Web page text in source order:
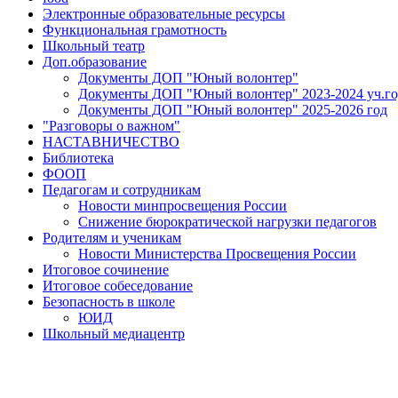
Электронные образовательные ресурсы
Функциональная грамотность
Школьный театр
Доп.образование
Документы ДОП "Юный волонтер"
Документы ДОП "Юный волонтер" 2023-2024
Документы ДОП "Юный волонтер" 2025-2026 год
"Разговоры о важном"
НАСТАВНИЧЕСТВО
Библиотека
ФООП
Педагогам и сотрудникам
Новости минпросвещения России
Снижение бюрократической нагрузки педагогов
Родителям и ученикам
Новости Министерства Просвещения России
Итоговое сочинение
Итоговое собеседование
Безопасность в школе
ЮИД
Школьный медиацентр